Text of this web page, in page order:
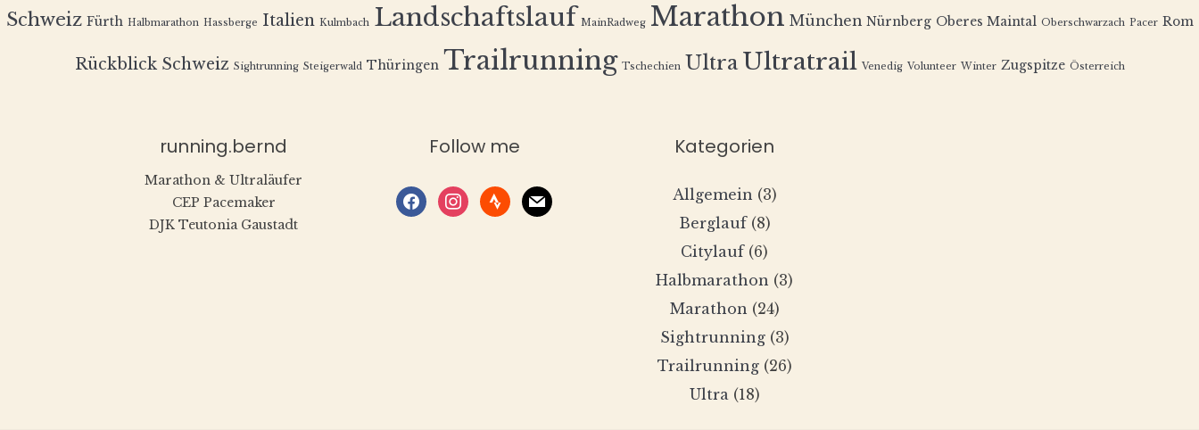
Schweiz Fürth Halbmarathon Hassberge Italien Kulmbach Landschaftslauf MainRadweg Marathon München Nürnberg Oberes Maintal Oberschwarzach Pacer Rom
Rückblick Schweiz Sightrunning Steigerwald Thüringen Trailrunning Tschechien Ultra Ultratrail Venedig Volunteer Winter Zugspitze Österreich
running.bernd
Marathon & Ultraläufer
CEP Pacemaker
DJK Teutonia Gaustadt
Follow me
facebookinstagram
stravamail
Kategorien
Allgemein (3)
Berglauf(8)
Citylauf(6)
Halbmarathon (3)
Marathon (24)
Sightrunning(3)
Trailrunning(26)
Ultra(18)